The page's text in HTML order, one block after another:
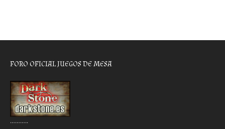
FORO OFICIAL JUEGOS DE MESA
………..